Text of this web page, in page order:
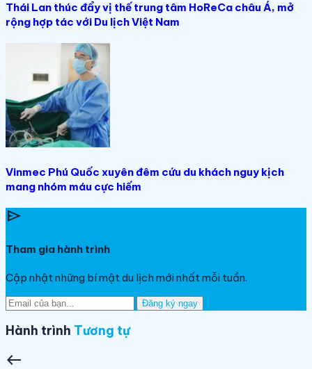
Thái Lan thúc đẩy vị thế trung tâm HoReCa châu Á, mở
rộng hợp tác với Du lịch Việt Nam
Vinmec Phú Quốc xuyên đêm cứu du khách nguy kịch
mang nhóm máu cực hiếm
send
Tham gia hành trình
Cập nhật những bí mật du lịch mới nhất mỗi tuần.
Đăng ký ngay
Hành trình Tương tự
west